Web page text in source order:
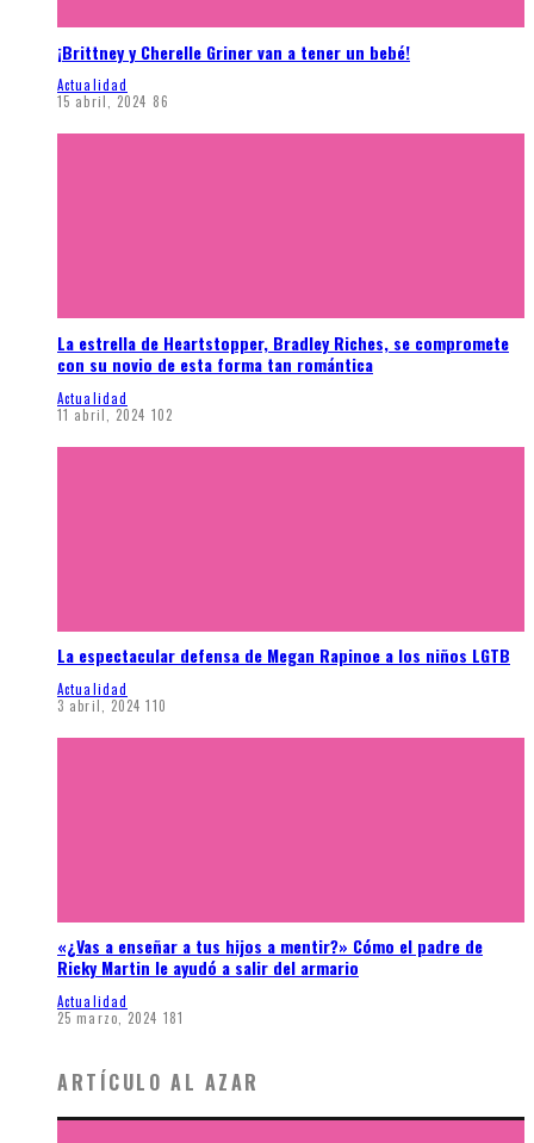
¡Brittney y Cherelle Griner van a tener un bebé!
Actualidad
15 abril, 2024 86
La estrella de Heartstopper, Bradley Riches, se compromete
con su novio de esta forma tan romántica
Actualidad
11 abril, 2024 102
La espectacular defensa de Megan Rapinoe a los niños LGTB
Actualidad
3 abril, 2024 110
«¿Vas a enseñar a tus hijos a mentir?» Cómo el padre de
Ricky Martin le ayudó a salir del armario
Actualidad
25 marzo, 2024 181
ARTÍCULO AL AZAR